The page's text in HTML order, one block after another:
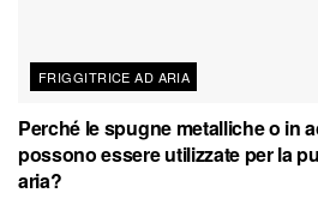
FRIGGITRICE AD ARIA
Perché le spugne metalliche o in
possono essere utilizzate per la
aria?